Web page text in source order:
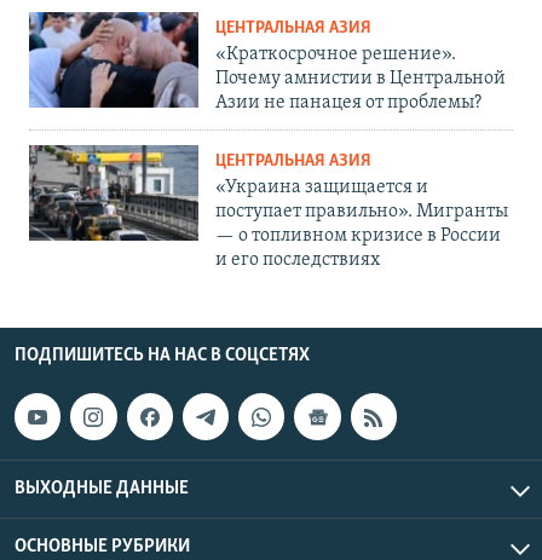
ЦЕНТРАЛЬНАЯ АЗИЯ
«Краткосрочное решение».
Почему амнистии в Центральной
Азии не панацея от проблемы?
ЦЕНТРАЛЬНАЯ АЗИЯ
«Украина защищается и
поступает правильно». Мигранты
— о топливном кризисе в России
и его последствиях
ПОДПИШИТЕСЬ НА НАС В СОЦСЕТЯХ
ВЫХОДНЫЕ ДАННЫЕ
ОСНОВНЫЕ РУБРИКИ